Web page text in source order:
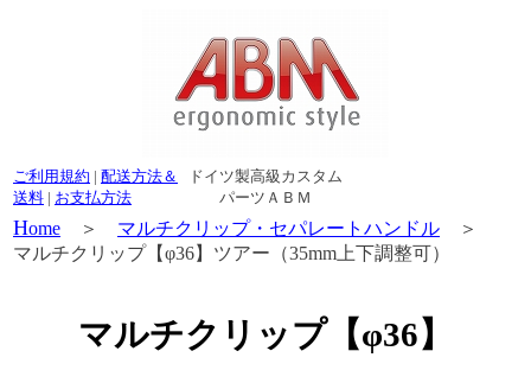
ご利用規約 | 配送方法＆
送料 | お支払方法
ドイツ製高級カスタム
パーツＡＢＭ
Home ＞ マルチクリップ・セパレートハンドル ＞
マルチクリップ【φ36】ツアー（35mm上下調整可）
マルチクリップ【φ36】